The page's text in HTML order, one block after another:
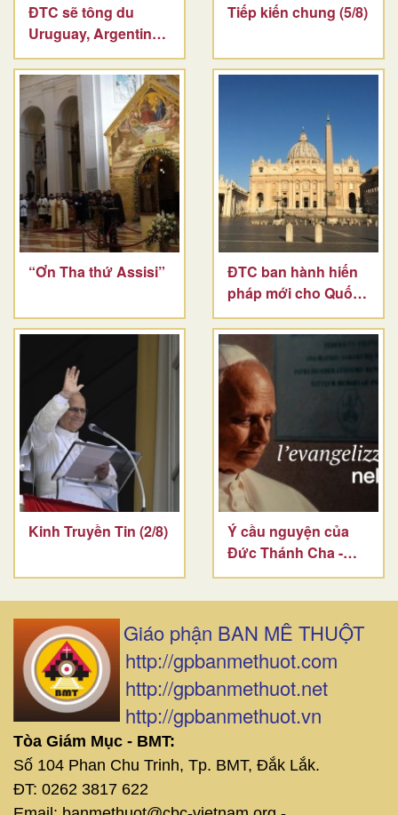
ĐTC sẽ tông du
Uruguay, Argentina
và Pêru
Tiếp kiến chung (5/8)
“Ơn Tha thứ Assisi”
ĐTC ban hành hiến
pháp mới cho Quốc
gia Vatican
Kinh Truyền Tin (2/8)
Ý cầu nguyện của
Đức Thánh Cha -
tháng 8
Giáo phận BAN MÊ THUỘT
http://gpbanmethuot.com
http://gpbanmethuot.net
http://gpbanmethuot.vn
Tòa Giám Mục - BMT:
Số 104 Phan Chu Trinh, Tp. BMT, Đắk Lắk.
ĐT: 0262 3817 622